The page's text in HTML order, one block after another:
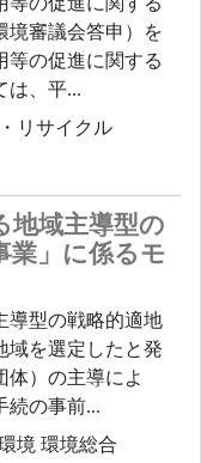
境審議会答申）を
等の促進に関する
は、平...
リサイクル
地域主導型の
業」に係るモ
導型の戦略的適地
域を選定したと発
体）の主導によ
続の事前...
境 環境総合